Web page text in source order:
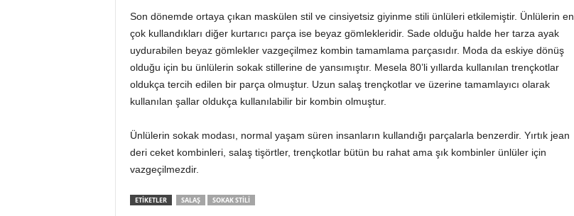
Son dönemde ortaya çıkan maskülen stil ve cinsiyetsiz giyinme stili ünlüleri etkilemiştir. Ünlülerin en
çok kullandıkları diğer kurtarıcı parça ise beyaz gömlekleridir. Sade olduğu halde her tarza ayak
uydurabilen beyaz gömlekler vazgeçilmez kombin tamamlama parçasıdır. Moda da eskiye dönüş
olduğu için bu ünlülerin sokak stillerine de yansımıştır. Mesela 80’li yıllarda kullanılan trençkotlar
oldukça tercih edilen bir parça olmuştur. Uzun salaş trençkotlar ve üzerine tamamlayıcı olarak
kullanılan şallar oldukça kullanılabilir bir kombin olmuştur.
Ünlülerin sokak modası, normal yaşam süren insanların kullandığı parçalarla benzerdir. Yırtık jean
deri ceket kombinleri, salaş tişörtler, trençkotlar bütün bu rahat ama şık kombinler ünlüler için
vazgeçilmezdir.
ETIKETLER SALAŞ SOKAK STILI